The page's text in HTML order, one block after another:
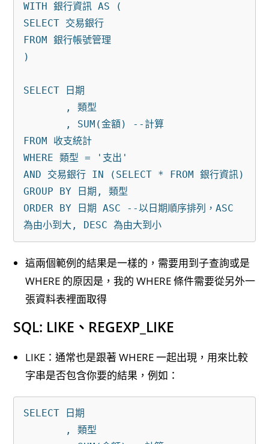
WITH 銀行資訊 AS (
SELECT 交易銀行
FROM 銀行帳號管理
)
SELECT 日期
FROM 收支統計
WHERE 類型 = '支出'
AND 交易銀行 IN (SELECT * FROM 銀行資訊)
GROUP BY 日期, 類型
ORDER BY 日期 ASC --以日期順序排列，ASC
這兩個範例的結果是一樣的，需要用到子查詢或是
WHERE 的原因是，我的 WHERE 條件需要從另外一
張資料表裡面取得
SQL: LIKE、REGEXP_LIKE
LIKE：通常也是跟著 WHERE 一起出現，用來比較
字串是否包含你要的結果，例如：
SELECT 日期